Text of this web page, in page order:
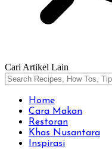
Cari Artikel Lain
Home
Cara Makan
Restoran
Khas Nusantara
Inspirasi